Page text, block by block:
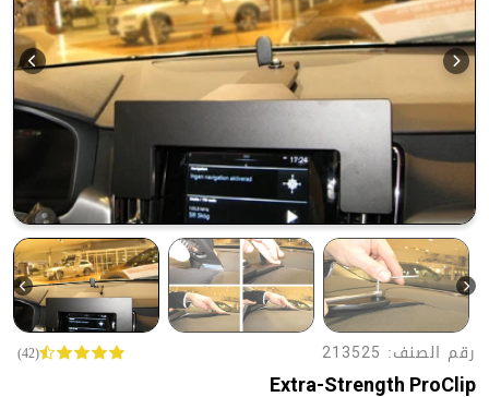
رقم الصنف: 213525
(42)
Extra-Strength ProClip